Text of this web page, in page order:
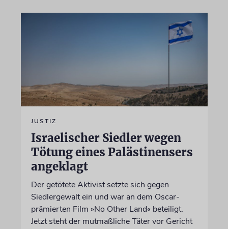
JUSTIZ
Israelischer Siedler wegen
Tötung eines Palästinensers
angeklagt
Der getötete Aktivist setzte sich gegen
Siedlergewalt ein und war an dem Oscar-
prämierten Film »No Other Land« beteiligt.
Jetzt steht der mutmaßliche Täter vor Gericht